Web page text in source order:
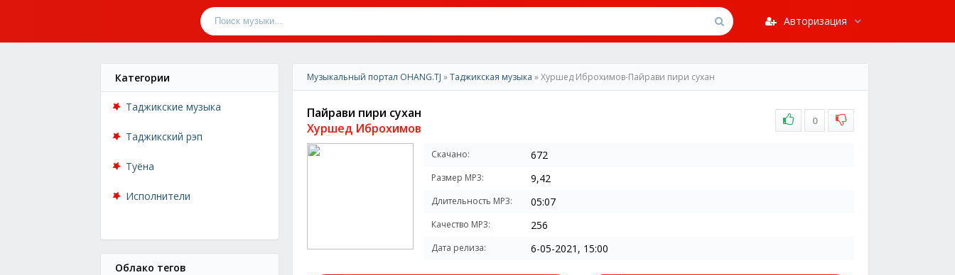
Авторизация
Категории
Таджикские музыка
Таджикский рэп
Туёна
Исполнители
Облако тегов
Музыкальный портал OHANG.TJ »Таджикская музыка » Хуршед Иброхимов-Пайрави пири сухан
Пайрави пири сухан
Хуршед Иброхимов
0
Скачано: 672
Размер MP3: 9,42
Длительность MP3: 05:07
Качество MP3: 256
Дата релиза: 6-05-2021, 15:00